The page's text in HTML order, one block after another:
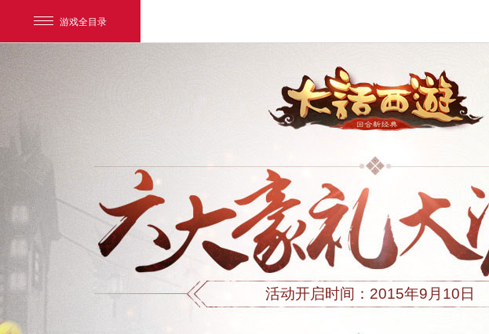
游戏全目录
网易游戏
游戏爱好者
我的足迹： 大话西游手游
安卓充值
活动开启时间：2015年9月10日